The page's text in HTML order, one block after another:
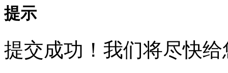
提示
提交成功！我们将尽快